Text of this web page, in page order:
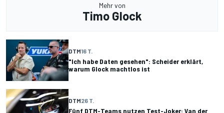
Mehr von
Timo Glock
DTM16 T.
"Ich habe Daten gesehen": Scheider erklärt,
warum Glock machtlos ist
DTM26 T.
Fünf DTM-Teams nutzen Test-Joker: Van der